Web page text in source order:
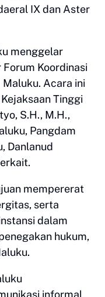
IX dan Aster
menggelar
Koordinasi
Acara ini
Tinggi
S.H., M.H.,
Pangdam
Danlanud
mempererat
serta
dalam
hukum,
informal